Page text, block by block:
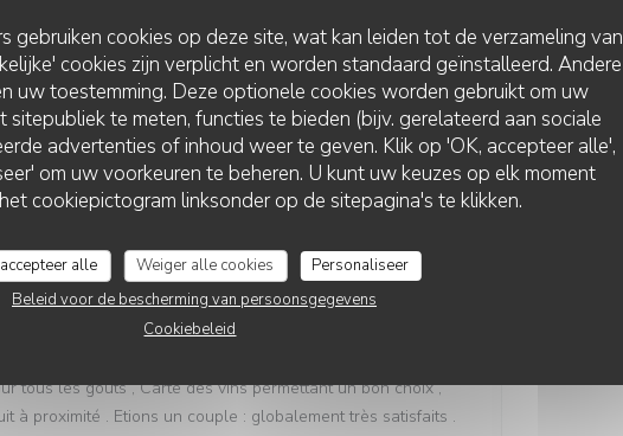
gebruiken cookies op deze site, wat kan leiden tot de verzameling van
cookies zijn verplicht en worden standaard geïnstalleerd. Andere
uw toestemming. Deze optionele cookies worden gebruikt om uw
sitepubliek te meten, functies te bieden (bijv. gerelateerd aan sociale
advertenties of inhoud weer te geven. Klik op 'OK, accepteer alle',
om uw voorkeuren te beheren. U kunt uw keuzes op elk moment
cookiepictogram linksonder op de sitepagina's te klikken.
alle Weiger alle cookies
Personaliseer
Beleid voor de bescherming van persoonsgegevens
Cookiebeleid
Service Atmosfeer /5 Keuken Kwaliteit / Prijs /5
est attentionné. Toutefois, la cuisine n'est pas (plus) à la
sans nous prévenir avant de nous apporter les assiettes.
Service:4/5 Atmosfeer:5/5 Keuken: 4/5 Kwaliteit / Prijs
tous les goûts , Carte des vins permettant un bon choix ,
à proximité . Etions un couple : globalement très satisfaits .